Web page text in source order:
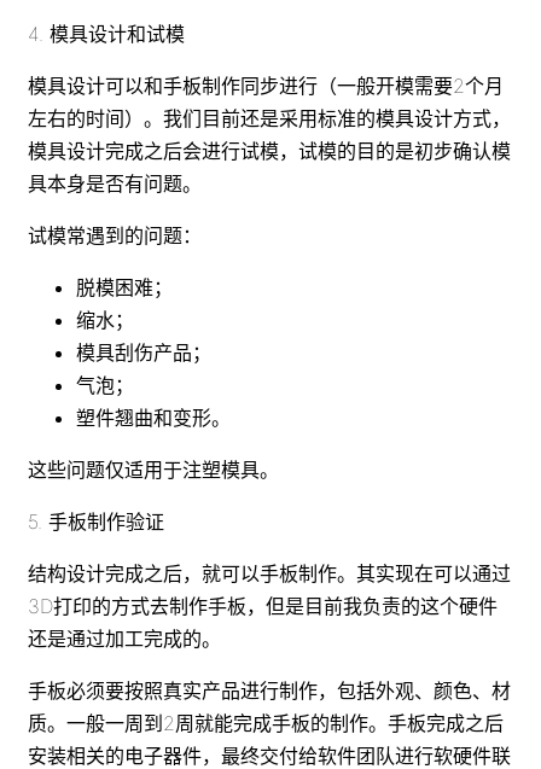
4. 模具设计和试模
模具设计可以和手板制作同步进行（一般开模需要2个月
左右的时间）。我们目前还是采用标准的模具设计方式，
模具设计完成之后会进行试模，试模的目的是初步确认模
具本身是否有问题。
试模常遇到的问题：
脱模困难；
缩水；
模具刮伤产品；
气泡；
塑件翘曲和变形。
这些问题仅适用于注塑模具。
5. 手板制作验证
结构设计完成之后，就可以手板制作。其实现在可以通过
3D打印的方式去制作手板，但是目前我负责的这个硬件
还是通过加工完成的。
手板必须要按照真实产品进行制作，包括外观、颜色、材
质。一般一周到2周就能完成手板的制作。手板完成之后
安装相关的电子器件，最终交付给软件团队进行软硬件联